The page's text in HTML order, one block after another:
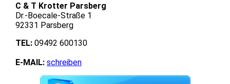
C & T Krotter Parsberg
Dr.-Boecale-Straße 1
92331 Parsberg
TEL: 09492 600130
E-MAIL: schreiben